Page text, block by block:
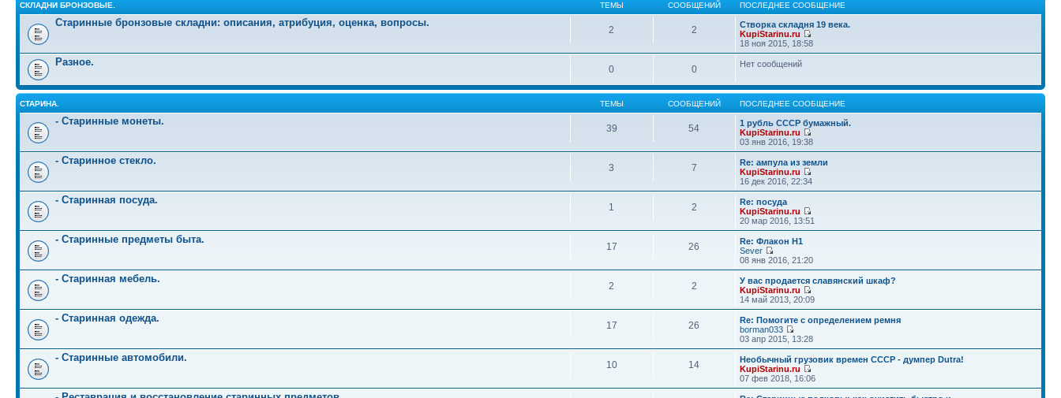
СКЛАДНИ БРОНЗОВЫЕ. ТЕМЫ СООБЩЕНИЙ ПОСЛЕДНЕЕ СООБЩЕНИЕ
Старинные бронзовые складни: описания, атрибуция, оценка, вопросы.
2 2
Створка складня 19 века.
KupiStarinu.ru
18 ноя 2015, 18:58
Разное.
0 0 Нет сообщений
СТАРИНА. ТЕМЫ СООБЩЕНИЙ ПОСЛЕДНЕЕ СООБЩЕНИЕ
- Старинные монеты.
39 54
1 рубль СССР бумажный.
KupiStarinu.ru
03 янв 2016, 19:38
- Старинное стекло.
3 7
Re: ампула из земли
KupiStarinu.ru
16 дек 2016, 22:34
- Старинная посуда.
1 2
Re: посуда
KupiStarinu.ru
20 мар 2016, 13:51
- Старинные предметы быта.
17 26
Re: Флакон Н1
Sever
08 янв 2016, 21:20
- Старинная мебель.
2 2
У вас продается славянский шкаф?
KupiStarinu.ru
14 май 2013, 20:09
- Старинная одежда.
17 26
Re: Помогите с определением ремня
borman033
03 апр 2015, 13:28
- Старинные автомобили.
10 14
Необычный грузовик времен СССР - думпер Dutra!
KupiStarinu.ru
07 фев 2018, 16:06